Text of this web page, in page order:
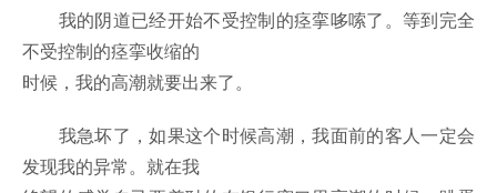
我的阴道已经开始不受控制的痉挛哆嗦了。等到完全
不受控制的痉挛收缩的
时候，我的高潮就要出来了。
我急坏了，如果这个时候高潮，我面前的客人一定会
发现我的异常。就在我